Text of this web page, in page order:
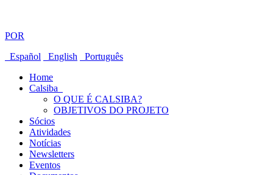
POR
Español
English
Português
Home
Calsiba
O QUE É CALSIBA?
OBJETIVOS DO PROJETO
Sócios
Atividades
Notícias
Newsletters
Eventos